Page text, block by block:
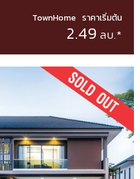
TownHome ราคาเริ่มต้น
2.49 ลบ.*